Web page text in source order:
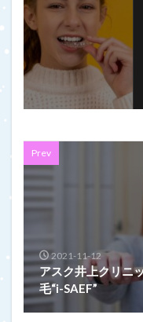
Prev
2021-11-12
アスク井上クリニ
毛“i-SAEF”